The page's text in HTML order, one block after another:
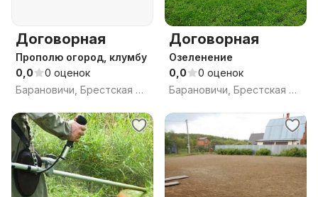
Договорная
Прополю огород, клумбу
0,0
0 оценок
Барановичи, Брестская обл.
Договорная
Озеленение
0,0
0 оценок
Барановичи, Брестская обл.